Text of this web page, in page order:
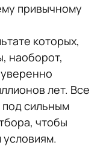
привычному
которых,
наоборот,
лет. Все
под сильным
чтобы